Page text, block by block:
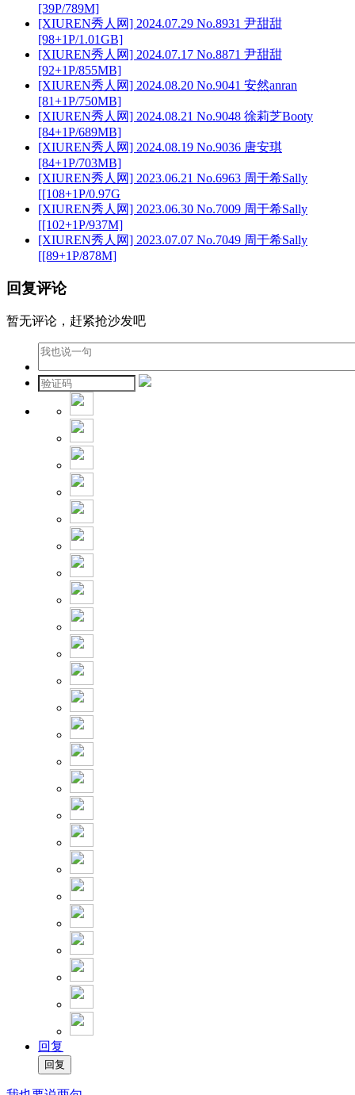
[39P/789M]
[XIUREN秀人网] 2024.07.29 No.8931 尹甜甜
[98+1P/1.01GB]
[XIUREN秀人网] 2024.07.17 No.8871 尹甜甜
[92+1P/855MB]
[XIUREN秀人网] 2024.08.20 No.9041 安然anran
[81+1P/750MB]
[XIUREN秀人网] 2024.08.21 No.9048 徐莉芝Booty
[84+1P/689MB]
[XIUREN秀人网] 2024.08.19 No.9036 唐安琪
[84+1P/703MB]
[XIUREN秀人网] 2023.06.21 No.6963 周于希Sally
[[108+1P/0.97G
[XIUREN秀人网] 2023.06.30 No.7009 周于希Sally
[[102+1P/937M]
[XIUREN秀人网] 2023.07.07 No.7049 周于希Sally
[[89+1P/878M]
回复评论
暂无评论，赶紧抢沙发吧
回复